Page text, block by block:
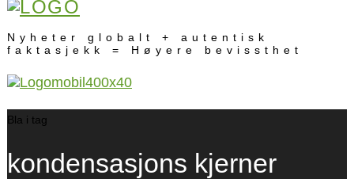
Nyheter globalt + autentisk
faktasjekk = Høyere bevissthet
Bla i tag
kondensasjons kjerner